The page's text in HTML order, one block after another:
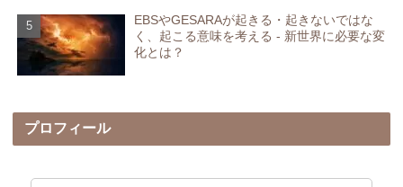
EBSやGESARAが起きる・起きないではな
く、起こる意味を考える - 新世界に必要な変
化とは？
プロフィール